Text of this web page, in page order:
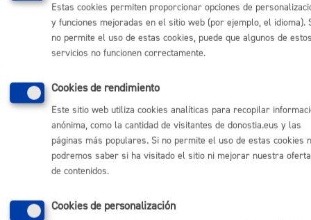
Ofertas de empleo
Perfil del contratante
Sede electrónica
Mapas - GeoDonostia
Mapa web
Otras páginas web corporativas
Donostia Kirola
Donostia Kultura
Dbus
Estas cookies permiten proporcionar opciones de
y funciones mejoradas en el sitio web (por ejemplo, el idioma).
no permite el uso de estas cookies, puede que algunos de
servicios no funcionen correctamente.
Cookies de rendimiento
Este sitio web utiliza cookies analíticas para recopilar
anónima, como la cantidad de visitantes de donostia.eus y las
páginas más populares. Si no permite el uso de estas cookies
podremos saber si ha visitado el sitio ni mejorar nuestra oferta
de contenidos.
Cookies de personalización